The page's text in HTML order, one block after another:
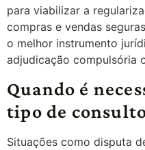
para viabilizar a
compras e vendas
o melhor instrumento
adjudicação compulsória
Quando é
tipo de
Situações como disputa